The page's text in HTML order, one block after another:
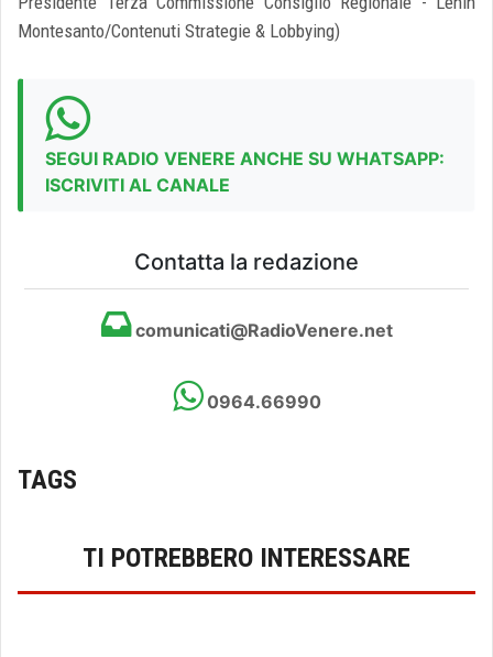
Montesanto/Contenuti Strategie & Lobbying)
SEGUI RADIO VENERE ANCHE SU WHATSAPP:
ISCRIVITI AL CANALE
Contatta la redazione
comunicati@RadioVenere.net
0964.66990
TAGS
TI POTREBBERO INTERESSARE